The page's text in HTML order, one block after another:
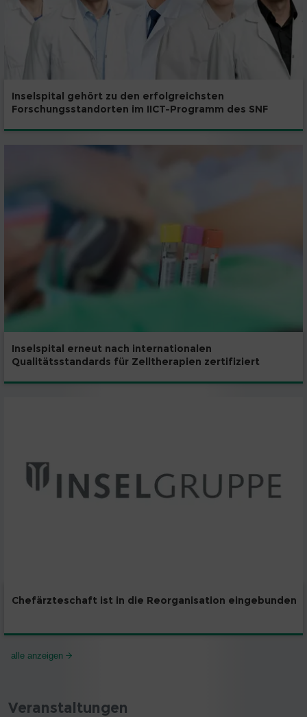
Inselspital gehört zu den erfolgreichsten
Forschungsstandorten im IICT-Programm des SNF
Inselspital erneut nach internationalen
Qualitätsstandards für Zelltherapien zertifiziert
Chefärzteschaft ist in die Reorganisation eingebunden
alle anzeigen
Veranstaltungen